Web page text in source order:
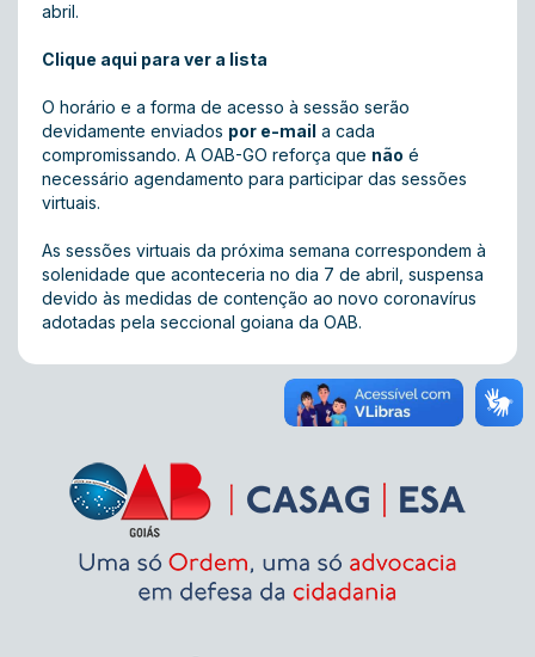
abril.
Clique aqui para ver a lista
O horário e a forma de acesso à sessão serão
devidamente enviados por e-mail a cada
compromissando. A OAB-GO reforça que não é
necessário agendamento para participar das sessões
virtuais.
As sessões virtuais da próxima semana correspondem à
solenidade que aconteceria no dia 7 de abril, suspensa
devido às medidas de contenção ao novo coronavírus
adotadas pela seccional goiana da OAB.